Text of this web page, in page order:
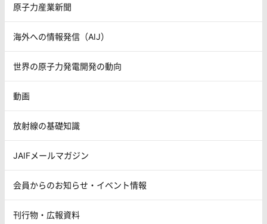
原子力産業新聞
海外への情報発信（AIJ）
世界の原子力発電開発の動向
動画
放射線の基礎知識
JAIFメールマガジン
会員からのお知らせ・イベント情報
刊行物・広報資料